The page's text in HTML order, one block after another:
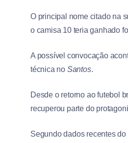
O principal nome citado na
o camisa 10 teria ganhado
A possível convocação
técnica no Santos.
Desde o retorno ao futebol
recuperou parte do
Segundo dados recentes do